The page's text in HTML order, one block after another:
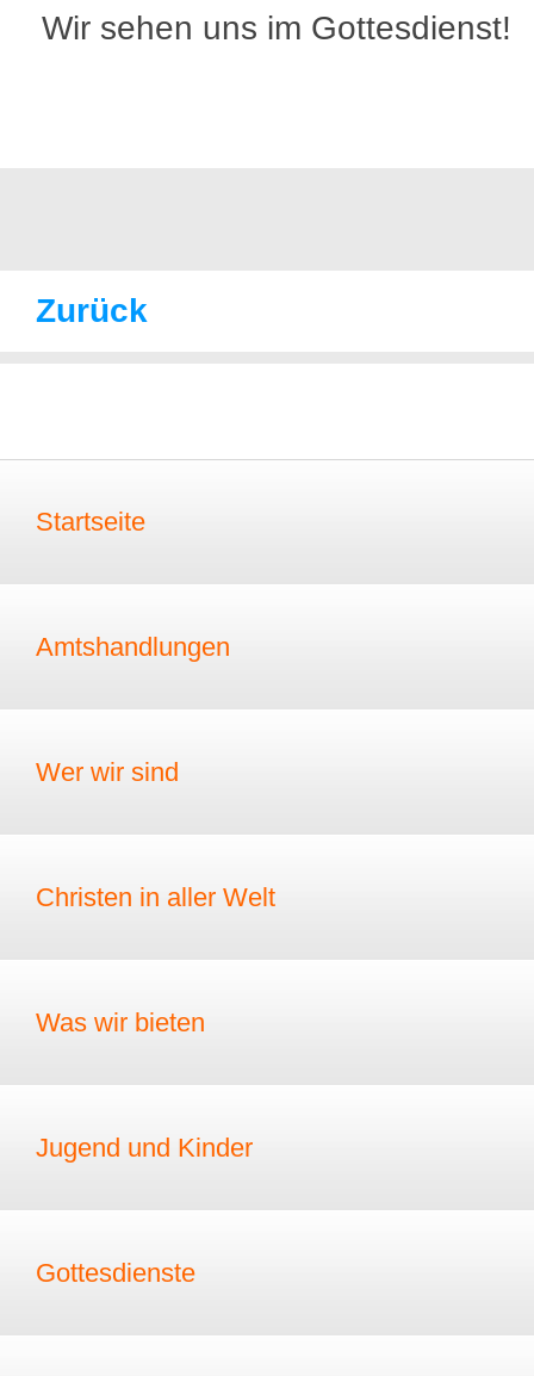
Wir sehen uns im Gottesdienst!
Zurück
Startseite
Amtshandlungen
Wer wir sind
Christen in aller Welt
Was wir bieten
Jugend und Kinder
Gottesdienste